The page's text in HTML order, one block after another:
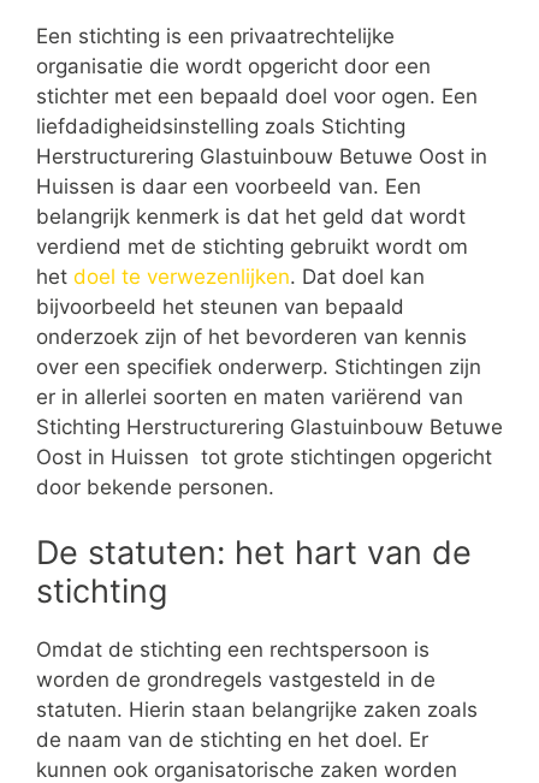
Een stichting is een privaatrechtelijke
organisatie die wordt opgericht door een
stichter met een bepaald doel voor ogen. Een
liefdadigheidsinstelling zoals Stichting
Herstructurering Glastuinbouw Betuwe Oost in
Huissen is daar een voorbeeld van. Een
belangrijk kenmerk is dat het geld dat wordt
verdiend met de stichting gebruikt wordt om
het doel te verwezenlijken. Dat doel kan
bijvoorbeeld het steunen van bepaald
onderzoek zijn of het bevorderen van kennis
over een specifiek onderwerp. Stichtingen zijn
er in allerlei soorten en maten variërend van
Stichting Herstructurering Glastuinbouw Betuwe
Oost in Huissen tot grote stichtingen opgericht
door bekende personen.
De statuten: het hart van de
stichting
Omdat de stichting een rechtspersoon is
worden de grondregels vastgesteld in de
statuten. Hierin staan belangrijke zaken zoals
de naam van de stichting en het doel. Er
kunnen ook organisatorische zaken worden